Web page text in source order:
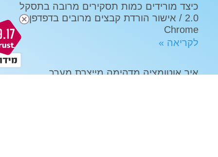
כיצד מורידים כמות תסקירים מרובה בתסקל
2.0 / אישור הורדת קבצים מרובים בדפדפן
Chrome
לקריאה »
איך אוטומציה מדהימה מייצרת מערך
9.17